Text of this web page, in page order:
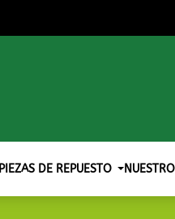
PIEZAS DE REPUESTO